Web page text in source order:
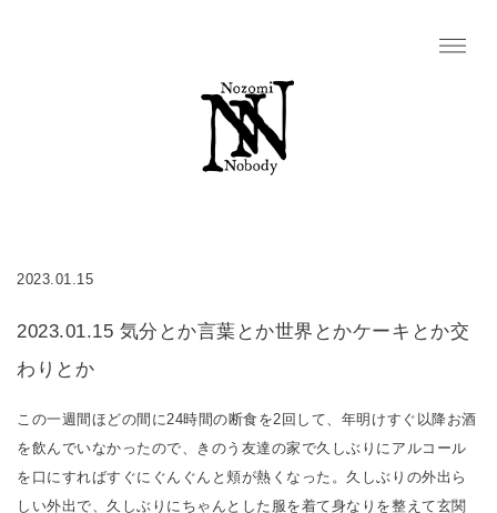
2023.01.15
2023.01.15 気分とか言葉とか世界とかケーキとか交
わりとか
この一週間ほどの間に24時間の断食を2回して、年明けすぐ以降お酒
を飲んでいなかったので、きのう友達の家で久しぶりにアルコール
を口にすればすぐにぐんぐんと頬が熱くなった。久しぶりの外出ら
しい外出で、久しぶりにちゃんとした服を着て身なりを整えて玄関